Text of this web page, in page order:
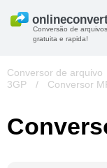
Conversão de
gratuita e rapida!
Conversor de arquivo
3GP
/ Conversor